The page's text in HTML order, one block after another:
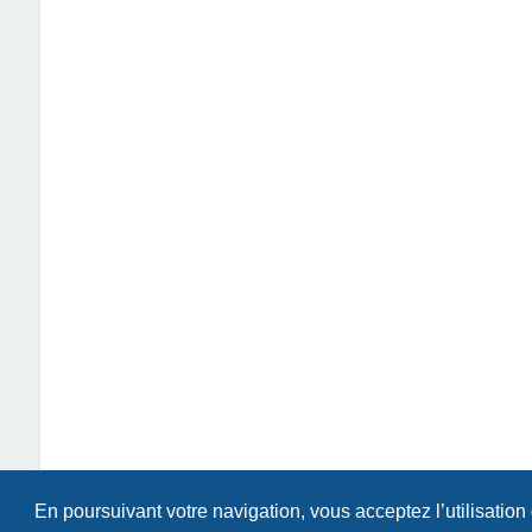
En poursuivant votre navigation, vous acceptez l’utilisation
Index du forum